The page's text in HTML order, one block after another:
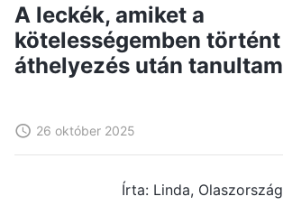
A leckék, amiket a
kötelességemben történt
áthelyezés után tanultam
26 október 2025
Írta: Linda, Olaszország